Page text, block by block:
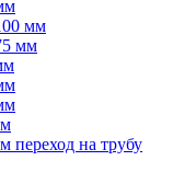
мм
мм
переход на трубу